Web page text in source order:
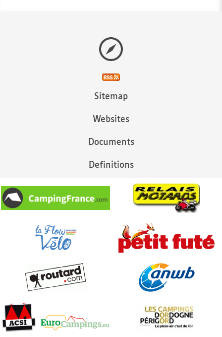
Sitemap
Websites
Documents
Definitions